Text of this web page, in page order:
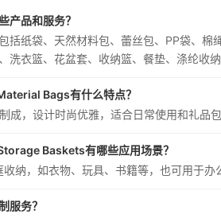
产品和服务？
括纸袋、天然材料包、蕾丝包、PP袋、
洗衣篮、花盆套、收纳篮、餐垫、涤纶收纳
Bags有什么特点？
，设计时尚优雅，适合日常使用和礼品包
Baskets有哪些应用场景？
纳，如衣物、玩具、书籍等，也可用于办
服务？